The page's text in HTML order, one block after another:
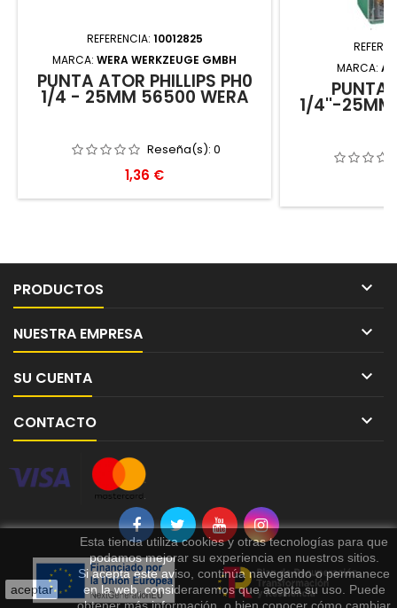
REFERENCIA: 10012825
MARCA: WERA WERKZEUGE GMBH
PUNTA ATOR PHILLIPS PH0
1/4 - 25MM 56500 WERA
Reseña(s): 0
Precio
1,36 €
MARCA:
PUNTA
1/4''-25MM
PRODUCTOS 
NUESTRA EMPRESA 
SU CUENTA 
CONTACTO 
aceptar
Esta tienda utiliza cookies y otras tecnologías para que
podamos mejorar su experiencia en nuestros sitios.
Si acepta este aviso, continúa navegando o permanece
en la web, consideraremos que acepta su uso. Puede